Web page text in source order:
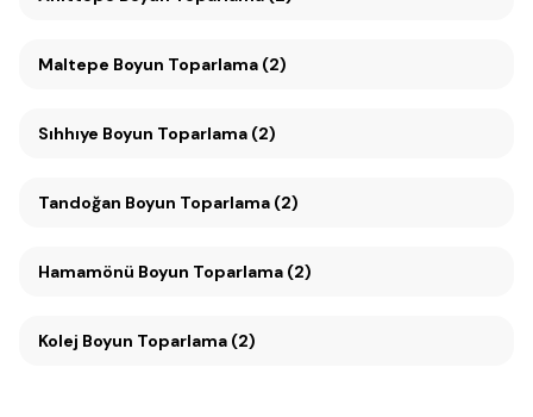
Maltepe Boyun Toparlama (2)
Sıhhıye Boyun Toparlama (2)
Tandoğan Boyun Toparlama (2)
Hamamönü Boyun Toparlama (2)
Kolej Boyun Toparlama (2)